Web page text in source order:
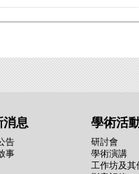
消息
告
事
學術活
研討會
學術演講
工作坊及其